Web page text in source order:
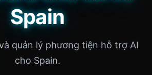
Spain
quản lý phương tiện hỗ trợ AI
cho Spain.